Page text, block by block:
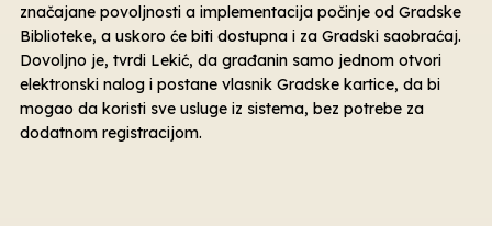
značajane povoljnosti a implementacija počinje od Gradske
Biblioteke, a uskoro će biti dostupna i za Gradski saobraćaj.
Dovoljno je, tvrdi Lekić, da građanin samo jednom otvori
elektronski nalog i postane vlasnik Gradske kartice, da bi
mogao da koristi sve usluge iz sistema, bez potrebe za
dodatnom registracijom.